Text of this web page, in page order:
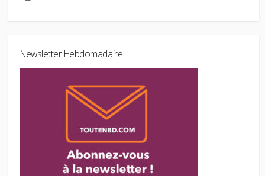
Newsletter Hebdomadaire